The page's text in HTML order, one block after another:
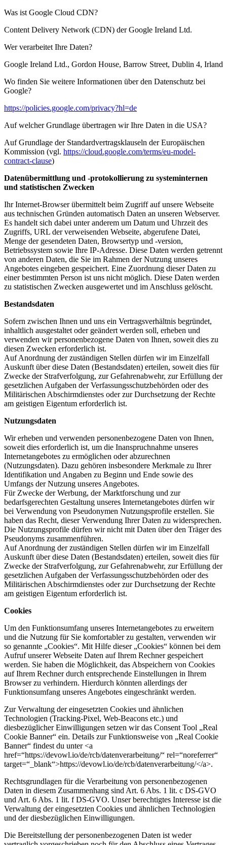
Was ist Google Cloud CDN?
Content Delivery Network (CDN) der Google Ireland Ltd.
Wer verarbeitet Ihre Daten?
Google Ireland Ltd., Gordon House, Barrow Street, Dublin 4, Irland
Wo finden Sie weitere Informationen über den Datenschutz bei
Google?
https://policies.google.com/privacy?hl=de
Auf welcher Grundlage übertragen wir Ihre Daten in die USA?
Auf Grundlage der Standardvertragsklauseln der Europäischen
Kommission (vgl. https://cloud.google.com/terms/eu-model-
contract-clause)
Datenübermittlung und -protokollierung zu systeminternen
und statistischen Zwecken
Ihr Internet-Browser übermittelt beim Zugriff auf unsere Webseite
aus technischen Gründen automatisch Daten an unseren Webserver.
Es handelt sich dabei unter anderem um Datum und Uhrzeit des
Zugriffs, URL der verweisenden Webseite, abgerufene Datei,
Menge der gesendeten Daten, Browsertyp und -version,
Betriebssystem sowie Ihre IP-Adresse. Diese Daten werden getrennt
von anderen Daten, die Sie im Rahmen der Nutzung unseres
Angebotes eingeben gespeichert. Eine Zuordnung dieser Daten zu
einer bestimmten Person ist uns nicht möglich. Diese Daten werden
zu statistischen Zwecken ausgewertet und im Anschluss gelöscht.
Bestandsdaten
Sofern zwischen Ihnen und uns ein Vertragsverhältnis begründet,
inhaltlich ausgestaltet oder geändert werden soll, erheben und
verwenden wir personenbezogene Daten von Ihnen, soweit dies zu
diesen Zwecken erforderlich ist.
Auf Anordnung der zuständigen Stellen dürfen wir im Einzelfall
Auskunft über diese Daten (Bestandsdaten) erteilen, soweit dies für
Zwecke der Strafverfolgung, zur Gefahrenabwehr, zur Erfüllung der
gesetzlichen Aufgaben der Verfassungsschutzbehörden oder des
Militärischen Abschirmdienstes oder zur Durchsetzung der Rechte
am geistigen Eigentum erforderlich ist.
Nutzungsdaten
Wir erheben und verwenden personenbezogene Daten von Ihnen,
soweit dies erforderlich ist, um die Inanspruchnahme unseres
Internetangebotes zu ermöglichen oder abzurechnen
(Nutzungsdaten). Dazu gehören insbesondere Merkmale zu Ihrer
Identifikation und Angaben zu Beginn und Ende sowie des
Umfangs der Nutzung unseres Angebotes.
Für Zwecke der Werbung, der Marktforschung und zur
bedarfsgerechten Gestaltung unseres Internetangebotes dürfen wir
bei Verwendung von Pseudonymen Nutzungsprofile erstellen. Sie
haben das Recht, dieser Verwendung Ihrer Daten zu widersprechen.
Die Nutzungsprofile dürfen wir nicht mit Daten über den Träger des
Pseudonyms zusammenführen.
Auf Anordnung der zuständigen Stellen dürfen wir im Einzelfall
Auskunft über diese Daten (Bestandsdaten) erteilen, soweit dies für
Zwecke der Strafverfolgung, zur Gefahrenabwehr, zur Erfüllung der
gesetzlichen Aufgaben der Verfassungsschutzbehörden oder des
Militärischen Abschirmdienstes oder zur Durchsetzung der Rechte
am geistigen Eigentum erforderlich ist.
Cookies
Um den Funktionsumfang unseres Internetangebotes zu erweitern
und die Nutzung für Sie komfortabler zu gestalten, verwenden wir
so genannte „Cookies“. Mit Hilfe dieser „Cookies“ können bei dem
Aufruf unserer Webseite Daten auf Ihrem Rechner gespeichert
werden. Sie haben die Möglichkeit, das Abspeichern von Cookies
auf Ihrem Rechner durch entsprechende Einstellungen in Ihrem
Browser zu verhindern. Hierdurch könnten allerdings der
Funktionsumfang unseres Angebotes eingeschränkt werden.
Zur Verwaltung der eingesetzten Cookies und ähnlichen
Technologien (Tracking-Pixel, Web-Beacons etc.) und
diesbezüglicher Einwilligungen setzen wir das Consent Tool „Real
Cookie Banner“ ein. Details zur Funktionsweise von „Real Cookie
Banner“ findest du unter <a
href=“https://devowl.io/de/rcb/datenverarbeitung/“ rel=“noreferrer“
target=“_blank“>https://devowl.io/de/rcb/datenverarbeitung/</a>.
Rechtsgrundlagen für die Verarbeitung von personenbezogenen
Daten in diesem Zusammenhang sind Art. 6 Abs. 1 lit. c DS-GVO
und Art. 6 Abs. 1 lit. f DS-GVO. Unser berechtigtes Interesse ist die
Verwaltung der eingesetzten Cookies und ähnlichen Technologien
und der diesbezüglichen Einwilligungen.
Die Bereitstellung der personenbezogenen Daten ist weder